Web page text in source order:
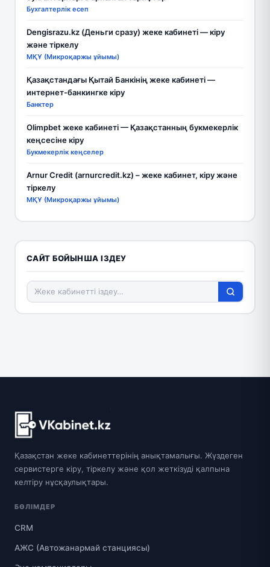
Бухгалтерлік есеп
Dengisrazu.kz (Деньги сразу) жеке кабинеті — кіру
және тіркелу
МҚҰ (Микроқаржы ұйымы)
Қазақстандағы Қытай Банкінің жеке кабинеті —
интернет-банкингке кіру
Банктер
Olimpbet жеке кабинеті — Қазақстанның букмекерлік
кеңсесіне кіру
Букмекерлік кеңселер
Arnur Credit (arnurcredit.kz) – жеке кабинет, кіру және
тіркелу
МҚҰ (Микроқаржы ұйымы)
САЙТ БОЙЫНША ІЗДЕУ
Қазақстан жеке кабинеттерінің анықтамалығы. Жүздеген
сервистерге кіру, тіркелу және қол жеткізуді қалпына
келтіру нұсқаулықтары.
БӨЛІМДЕР
CRM
АЖС (Автожанармай станциясы)